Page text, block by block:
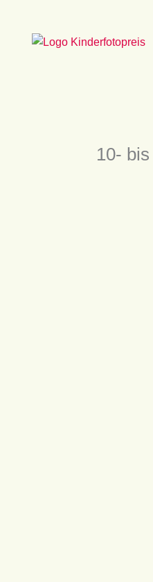
springen
10-